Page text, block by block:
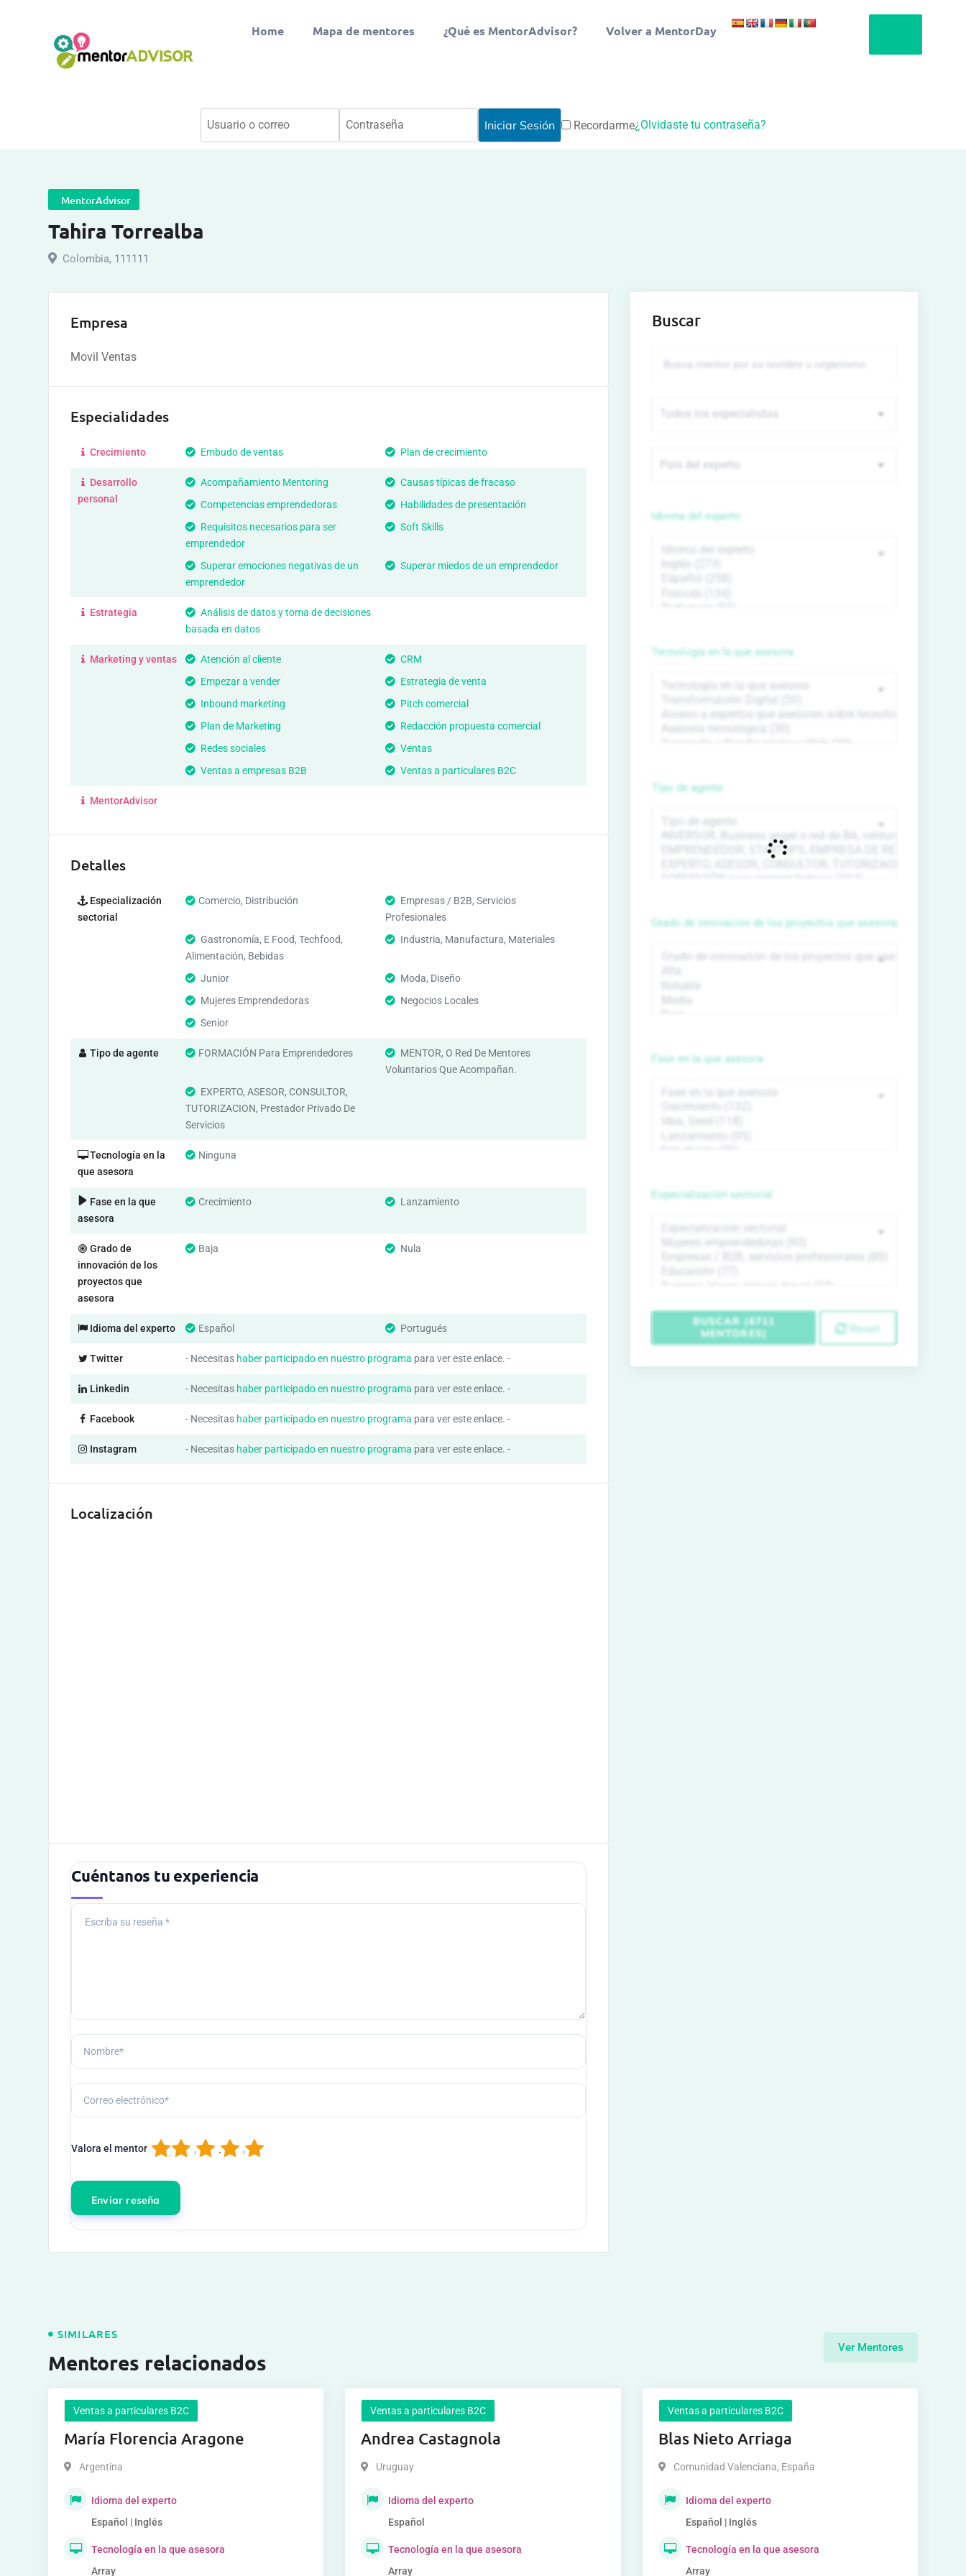
Home Mapa de mentores ¿Qué es MentorAdvisor? Volver a MentorDay
Recordarme¿Olvidaste tu contraseña?
MentorAdvisor
Tahira Torrealba
Colombia, 111111
Empresa
Movil Ventas
Especialidades
Crecimiento Embudo de ventas Plan de crecimiento
Desarrollo
personal
Acompañamiento Mentoring
Causas típicas de fracaso
Competencias emprendedoras
Habilidades de presentación
Requisitos necesarios para ser
emprendedor
Soft Skills
Superar emociones negativas de un
emprendedor
Superar miedos de un emprendedor
Estrategia
Análisis de datos y toma de decisiones
basada en datos
Marketing y ventas Atención al cliente
CRM
Empezar a vender
Estrategia de venta
Inbound marketing
Pitch comercial
Plan de Marketing
Redacción propuesta comercial
Redes sociales
Ventas
Ventas a empresas B2B
Ventas a particulares B2C
MentorAdvisor
Detalles
Especialización
sectorial
Comercio, Distribución
Empresas / B2B, Servicios
Profesionales
Gastronomía, E Food, Techfood,
Alimentación, Bebidas
Industria, Manufactura, Materiales
Junior
Moda, Diseño
Mujeres Emprendedoras
Negocios Locales
Senior
Tipo de agente FORMACIÓN Para Emprendedores
MENTOR, O Red De Mentores
Voluntarios Que Acompañan.
EXPERTO, ASESOR, CONSULTOR,
TUTORIZACION, Prestador Privado De
Servicios
Tecnología en la
que asesora
Ninguna
Fase en la que
asesora
Crecimiento Lanzamiento
Grado de
innovación de los
proyectos que
asesora
Baja Nula
Idioma del experto Español Portugués
Twitter - Necesitas haber participado en nuestro programa para ver este enlace. -
Linkedin - Necesitas haber participado en nuestro programa para ver este enlace. -
Facebook - Necesitas haber participado en nuestro programa para ver este enlace. -
Instagram - Necesitas haber participado en nuestro programa para ver este enlace. -
Localización
Cuéntanos tu experiencia
Valora el mentor 5
4
3
2
1
Buscar
Idioma del experto
Tecnología en la que asesora
Tipo de agente
Grado de innovación de los proyectos que asesora
Fase en la que asesora
Especialización sectorial
BUSCAR (6711
MENTORES)
Reset
SIMILARES
Mentores relacionados
Ver Mentores
Ventas a particulares B2C
María Florencia Aragone
Argentina
Idioma del experto
Español | Inglés
Tecnología en la que asesora
Array
Ventas a particulares B2C
Andrea Castagnola
Uruguay
Idioma del experto
Español
Tecnología en la que asesora
Array
Ventas a particulares B2C
Blas Nieto Arriaga
Comunidad Valenciana, España
Idioma del experto
Español | Inglés
Tecnología en la que asesora
Array